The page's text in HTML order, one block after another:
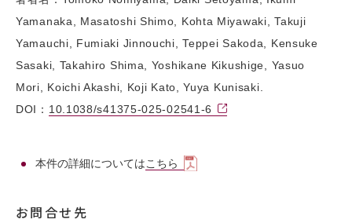
Yamanaka, Masatoshi Shimo, Kohta Miyawaki, Takuji
Yamauchi, Fumiaki Jinnouchi, Teppei Sakoda, Kensuke
Sasaki, Takahiro Shima, Yoshikane Kikushige, Yasuo
Mori, Koichi Akashi, Koji Kato, Yuya Kunisaki.
DOI： 10.1038/s41375-025-02541-6
本件の詳細についてはこちら
お問合せ先